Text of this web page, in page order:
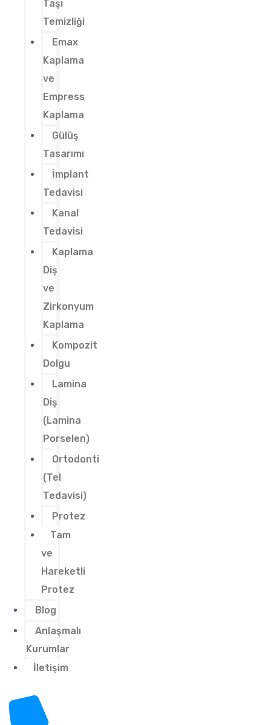
Taşı
Temizliği
Emax
Kaplama
ve
Empress
Kaplama
Gülüş
Tasarımı
İmplant
Tedavisi
Kanal
Tedavisi
Kaplama
Diş
ve
Zirkonyum
Kaplama
Kompozit
Dolgu
Lamina
Diş
(Lamina
Porselen)
Ortodonti
(Tel
Tedavisi)
Protez
Tam
ve
Hareketli
Protez
Blog
Anlaşmalı
Kurumlar
İletişim